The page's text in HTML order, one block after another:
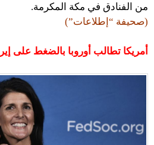
من الفنادق في مكة المكرمة.
(صحيفة “إطلاعات”)
أمريكا تطالب أوروبا بالضغط على